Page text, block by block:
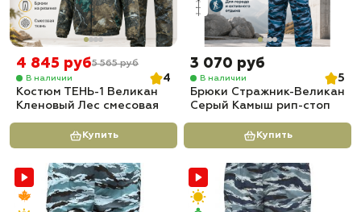
4 845 руб5 565 руб
В наличии
4
Костюм ТЕНЬ-1 Великан
Кленовый Лес смесовая
Купить
3 070 руб
В наличии
5
Брюки Стражник-Великан
Серый Камыш рип-стоп
Купить